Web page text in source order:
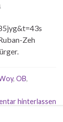
Zeh
, OB,
hinterlassen